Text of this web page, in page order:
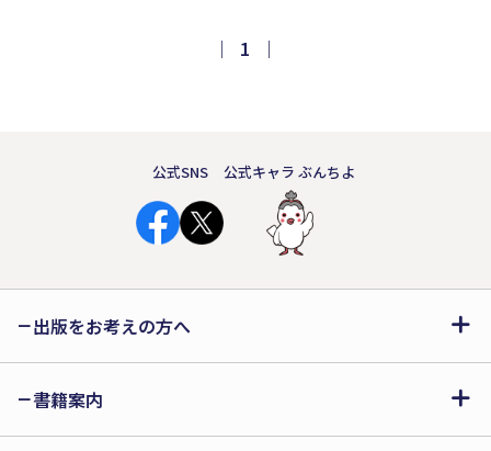
ことを、一貫して繰り返し説いてい
｜ 1 ｜
公式SNS 公式キャラ ぶんちよ
出版をお考えの方へ
書籍案内